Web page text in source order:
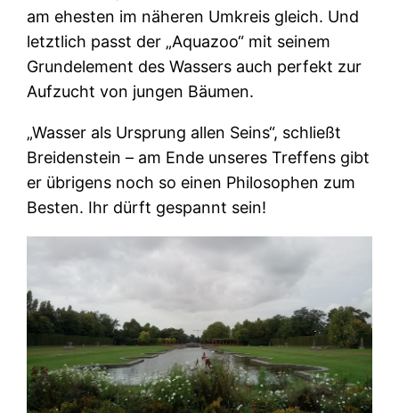
am ehesten im näheren Umkreis gleich. Und
letztlich passt der „Aquazoo“ mit seinem
Grundelement des Wassers auch perfekt zur
Aufzucht von jungen Bäumen.
„Wasser als Ursprung allen Seins“, schließt
Breidenstein – am Ende unseres Treffens gibt
er übrigens noch so einen Philosophen zum
Besten. Ihr dürft gespannt sein!